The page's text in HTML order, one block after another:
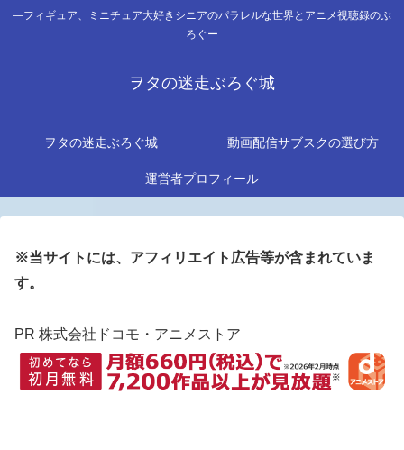
―フィギュア、ミニチュア大好きシニアのパラレルな世界とアニメ視聴録のぶ
ろぐー
ヲタの迷走ぶろぐ城
ヲタの迷走ぶろぐ城 動画配信サブスクの選び方
運営者プロフィール
※当サイトには、アフィリエイト広告等が含まれていま
す。
PR 株式会社ドコモ・アニメストア